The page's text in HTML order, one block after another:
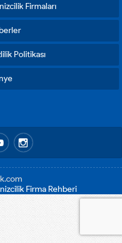
Firmaları
Politikası
Firma Rehberi